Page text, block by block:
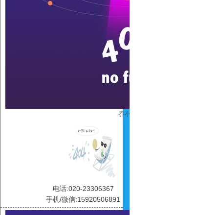
乔小凤
电话:020-23306367
手机/微信:15920506891